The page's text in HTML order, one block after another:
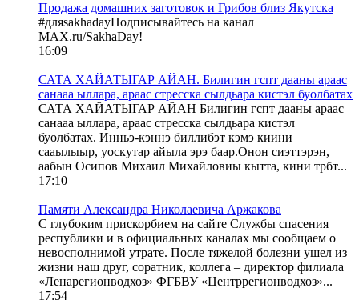
Продажа домашних заготовок и Грибов близ Якутска
#дляsakhadayПодписывайтесь на канал
MAX.ru/SakhaDay!
16:09
САТА ХАЙАТЫГАР АЙАН. Билигин гспт дааны араас
санааа ыллара, араас стресска сылдьара кистэл буолбатах
САТА ХАЙАТЫГАР АЙАН Билигин гспт дааны араас
санааа ыллара, араас стресска сылдьара кистэл
буолбатах. Инньэ-кэннэ биллибэт кэмэ киини
сааылыыр, уоскутар айыла эрэ баар.Онон сиэттэрэн,
аабын Осипов Михаил Михайловиы кытта, кини трбт...
17:10
Памяти Александра Николаевича Аржакова
С глубоким прискорбием на сайте Службы спасения
республики и в официальных каналах мы сообщаем о
невосполнимой утрате. После тяжелой болезни ушел из
жизни наш друг, соратник, коллега – директор филиала
«Ленарегионводхоз» ФГБВУ «Центррегионводхоз»...
17:54